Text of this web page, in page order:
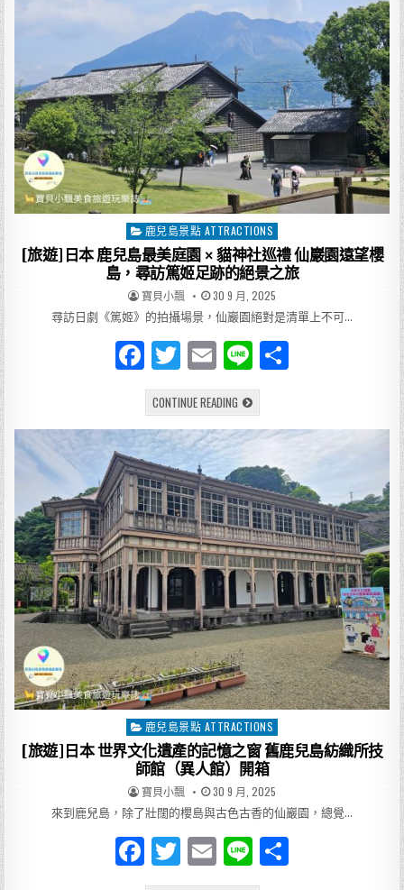
o
k
一
起
看
櫻
島？
打
開
鹿
兒
島
平
川
動
物
公
園
的
一
天
旅
行
日
記！
Posted
in
鹿兒島景點 ATTRACTIONS
[旅遊]日本 鹿兒島最美庭園 × 貓神社巡禮 仙巖園遠望櫻
島，尋訪篤姬足跡的絕景之旅
AUTHOR:
寶貝小飄 PUBLISHED
DATE:
30 9 月, 2025
尋訪日劇《篤姬》的拍攝場景，仙巖園絕對是清單上不可…
F
a
c
e
b
o
o
k
T
w
it
te
r
E
m
ai
l
Li
n
e
CONTINUE READING[旅
遊]
本
鹿
島
最
美
庭
園
×
貓
神
社
巡
禮
仙
巖
園
遠
望
櫻
島，
尋
訪
篤
姬
足
跡
的
絕
景
之
旅
Posted
in
鹿兒島景點 ATTRACTIONS
[旅遊]日本 世界文化遺產的記憶之窗 舊鹿兒島紡織所技
師館（異人館）開箱
AUTHOR:
寶貝小飄 PUBLISHED
DATE:
30 9 月, 2025
來到鹿兒島，除了壯闊的櫻島與古色古香的仙巖園，總覺…
F
a
T
w
E
m
Li
n